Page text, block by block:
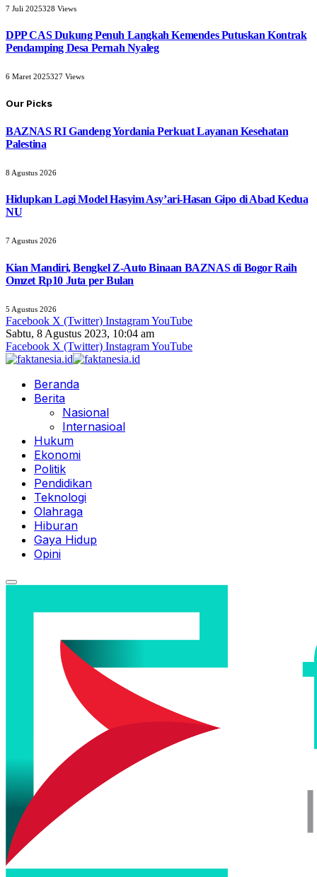
7 Juli 2025328 Views
DPP CAS Dukung Penuh Langkah Kemendes Putuskan Kontrak
Pendamping Desa Pernah Nyaleg
6 Maret 2025327 Views
Our Picks
BAZNAS RI Gandeng Yordania Perkuat Layanan Kesehatan
Palestina
8 Agustus 2026
Hidupkan Lagi Model Hasyim Asy’ari-Hasan Gipo di Abad Kedua
NU
7 Agustus 2026
Kian Mandiri, Bengkel Z-Auto Binaan BAZNAS di Bogor Raih
Omzet Rp10 Juta per Bulan
5 Agustus 2026
Facebook X (Twitter) InstagramYouTube
Sabtu, 8 Agustus 2023, 10:04 am
Facebook X (Twitter) InstagramYouTube
Beranda
Berita
Nasional
Internasioal
Hukum
Ekonomi
Politik
Pendidikan
Teknologi
Olahraga
Hiburan
Gaya Hidup
Opini